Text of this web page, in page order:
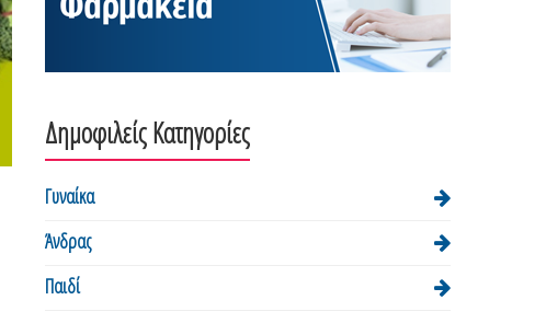
Δημοφιλείς Κατηγορίες
Γυναίκα
Άνδρας
Παιδί